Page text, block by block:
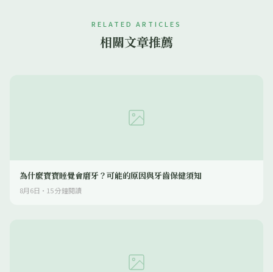
RELATED ARTICLES
相關文章推薦
為什麼寶寶睡覺會磨牙？可能的原因與牙齒保健須知
8月6日 · 15分鐘閱讀